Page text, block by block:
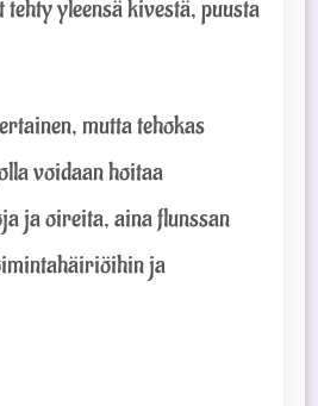
tehty yleensä kivestä, puusta
mutta tehokas
voidaan hoitaa
ja oireita, aina flunssan
ja